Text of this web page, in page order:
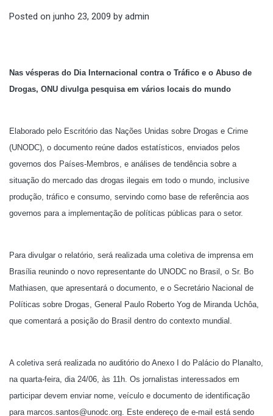
Posted on junho 23, 2009 by admin
Nas vésperas do Dia Internacional contra o Tráfico e o Abuso de
Drogas, ONU divulga pesquisa em vários locais do mundo
Elaborado pelo Escritório das Nações Unidas sobre Drogas e Crime
(UNODC), o documento reúne dados estatísticos, enviados pelos
governos dos Países-Membros, e análises de tendência sobre a
situação do mercado das drogas ilegais em todo o mundo, inclusive
produção, tráfico e consumo, servindo como base de referência aos
governos para a implementação de políticas públicas para o setor.
Para divulgar o relatório, será realizada uma coletiva de imprensa em
Brasília reunindo o novo representante do UNODC no Brasil, o Sr. Bo
Mathiasen, que apresentará o documento, e o Secretário Nacional de
Políticas sobre Drogas, General Paulo Roberto Yog de Miranda Uchôa,
que comentará a posição do Brasil dentro do contexto mundial.
A coletiva será realizada no auditório do Anexo I do Palácio do Planalto,
na quarta-feira, dia 24/06, às 11h. Os jornalistas interessados em
participar devem enviar nome, veículo e documento de identificação
para marcos.santos@unodc.org. Este endereço de e-mail está sendo